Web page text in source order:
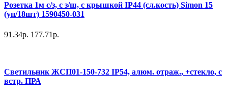
Розетка 1м с/з, с з/ш, с крышкой IP44 (сл.кость) Simon 15
(уп/18шт) 1590450-031
91.34р. 177.71р.
Светильник ЖСП01-150-732 IP54, алюм. отраж., +стекло, с
встр. ПРА